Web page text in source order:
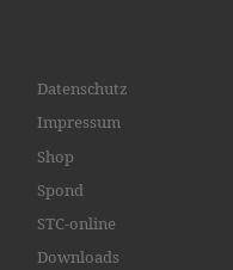
Datenschutz
Impressum
Shop
Spond
STC-online
Downloads